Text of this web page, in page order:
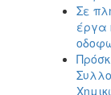
Σε
έργα